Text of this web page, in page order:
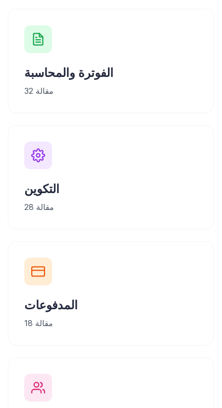
الفوترة والمحاسبة
32 مقالة
التكوين
28 مقالة
المدفوعات
18 مقالة